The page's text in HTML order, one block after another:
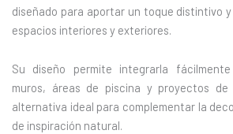
diseñado para aportar un toque distintivo
espacios interiores y exteriores.
Su diseño permite integrarla
muros, áreas de piscina y proyectos de
alternativa ideal para complementar la
de inspiración natural.